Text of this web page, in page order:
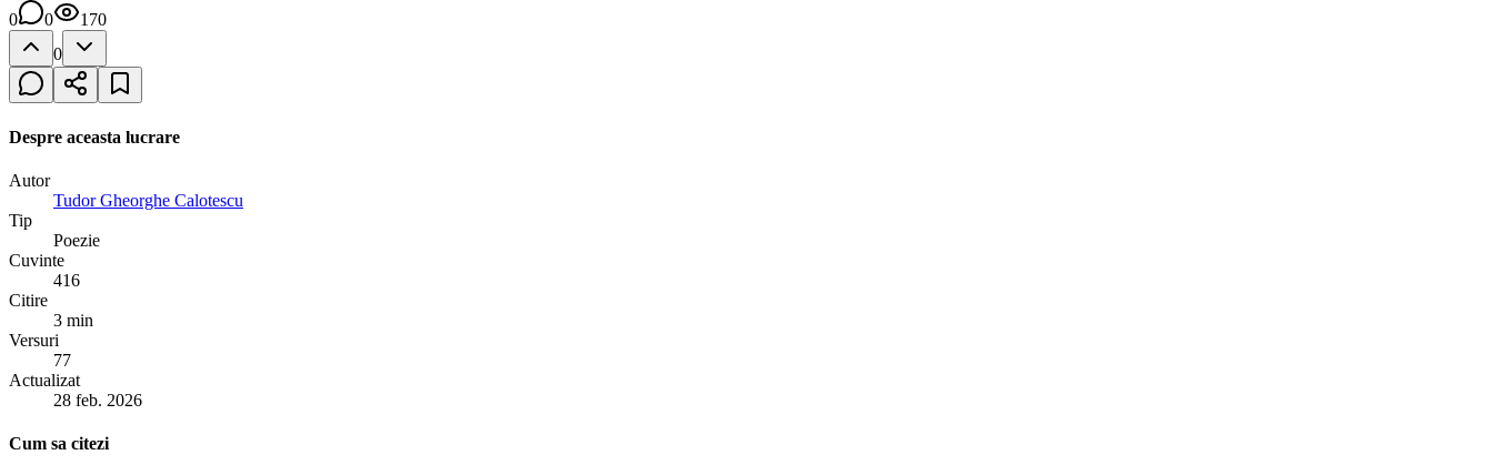
0
0
170
0
Despre aceasta lucrare
Autor
Tudor Gheorghe Calotescu
Tip
Poezie
Cuvinte
416
Citire
3 min
Versuri
77
Actualizat
28 feb. 2026
Cum sa citezi